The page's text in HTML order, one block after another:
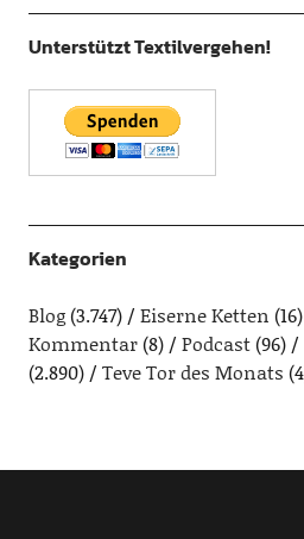
Unterstützt Textilvergehen!
Kategorien
Blog(3.747) Eiserne Ketten (16)
Kommentar(8) Podcast(96)
(2.890)
Teve Tor des Monats